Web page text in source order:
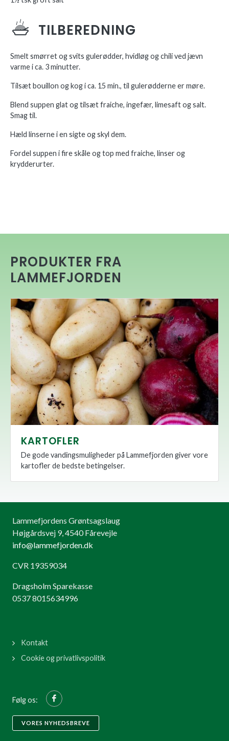
TILBEREDNING
Smelt smørret og svits gulerødder, hvidløg og chili ved jævn
varme i ca. 3 minutter.
Tilsæt bouillon og kog i ca. 15 min., til gulerødderne er møre.
Blend suppen glat og tilsæt fraiche, ingefær, limesaft og salt.
Smag til.
Hæld linserne i en sigte og skyl dem.
Fordel suppen i fire skåle og top med fraiche, linser og
krydderurter.
PRODUKTER FRA
LAMMEFJORDEN
KARTOFLER
De gode vandingsmuligheder på Lammefjorden giver vore
kartofler de bedste betingelser.
Lammefjordens Grøntsagslaug
Højgårdsvej 9, 4540 Fårevejle
info@lammefjorden.dk
CVR 19359034
Dragsholm Sparekasse
0537 8015634996
Kontakt
Cookie og privatlivspolitik
Følg os:
VORES NYHEDSBREVE